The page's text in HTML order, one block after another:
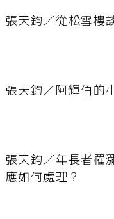
張天鈞／從松雪樓
張天鈞／阿輝伯的
張天鈞／年長者罹
應如何處理？